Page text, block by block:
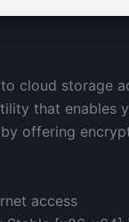
cloud storage
that
offering
access